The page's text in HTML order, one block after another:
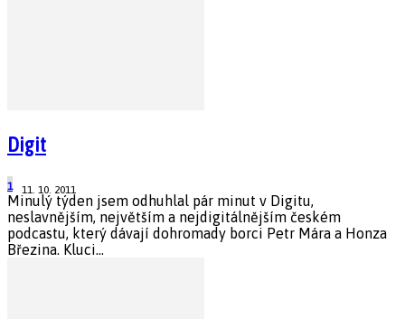
Digit
11. 10. 2011
1
Minulý týden jsem odhuhlal pár minut v Digitu,
neslavnějším, největším a nejdigitálnějším českém
podcastu, který dávají dohromady borci Petr Mára a Honza
Březina. Kluci...